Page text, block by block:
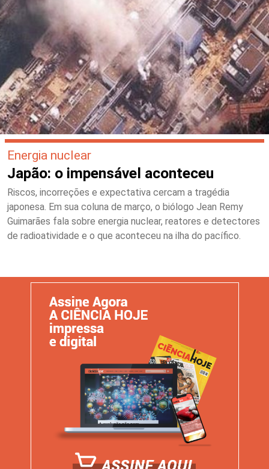
Energia nuclear
Japão: o impensável aconteceu
Riscos, incorreções e expectativa cercam a tragédia
japonesa. Em sua coluna de março, o biólogo Jean Remy
Guimarães fala sobre energia nuclear, reatores e detectores
de radioatividade e o que aconteceu na ilha do pacífico.